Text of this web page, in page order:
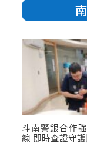
斗南警銀合作
線 即時查證守